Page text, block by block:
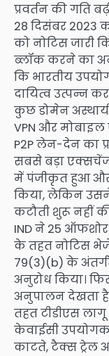
प्रवर्तन की गति
28 दिसंबर 2023
को नोटिस
ब्लॉक करने का
कि भारतीय
दायित्व उत्पन्न
कुछ डोमेन
VPN और
P2P लेन-देन का
सबसे बड़ा एक्सचेंज
में पंजीकृत हुआ और
किया, लेकिन
कटौती शुरू नहीं
IND ने 25 ऑफशोर
के तहत नोटिस
79(3)(b) के
अनुरोध किया।
अनुपालन देखता
तहत टीडीएस
केवाईसी
काटते, टैक्स ट्रेल